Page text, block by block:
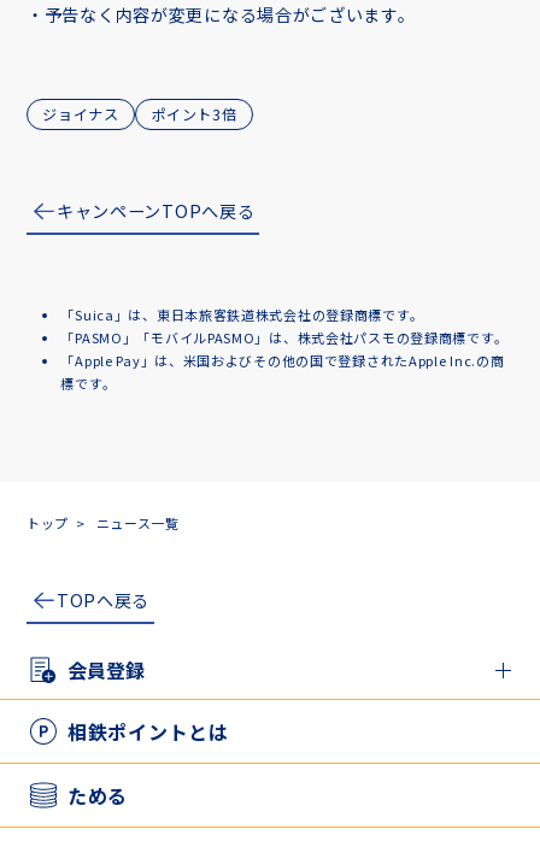
・予告なく内容が変更になる場合がございます。
ジョイナス ポイント3倍
キャンペーンTOPへ戻る
「Suica」は、東日本旅客鉄道株式会社の登録商標です。
「PASMO」「モバイルPASMO」は、株式会社パスモの登録商標です。
「Apple Pay」は、米国およびその他の国で登録されたApple Inc.の商
標です。
トップ ニュース一覧
TOPへ戻る
会員登録
新規登録の方
アプリとカードを併用したい方
相鉄ポイントとは
ためる